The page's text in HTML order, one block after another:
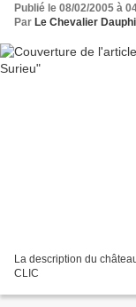
Publié le 08/02/2005 à
Par Le Chevalier
La description du
CLIC